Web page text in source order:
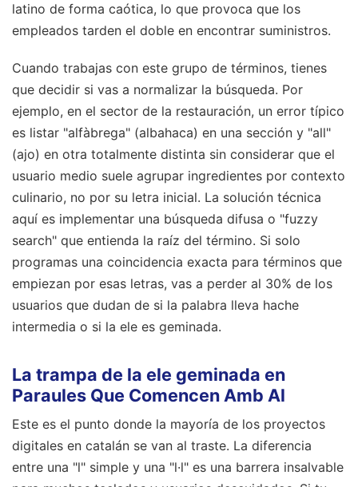
latino de forma caótica, lo que provoca que los
empleados tarden el doble en encontrar suministros.
Cuando trabajas con este grupo de términos, tienes
que decidir si vas a normalizar la búsqueda. Por
ejemplo, en el sector de la restauración, un error típico
es listar "alfàbrega" (albahaca) en una sección y "all"
(ajo) en otra totalmente distinta sin considerar que el
usuario medio suele agrupar ingredientes por contexto
culinario, no por su letra inicial. La solución técnica
aquí es implementar una búsqueda difusa o "fuzzy
search" que entienda la raíz del término. Si solo
programas una coincidencia exacta para términos que
empiezan por esas letras, vas a perder al 30% de los
usuarios que dudan de si la palabra lleva hache
intermedia o si la ele es geminada.
La trampa de la ele geminada en
Paraules Que Comencen Amb Al
Este es el punto donde la mayoría de los proyectos
digitales en catalán se van al traste. La diferencia
entre una "l" simple y una "l·l" es una barrera insalvable